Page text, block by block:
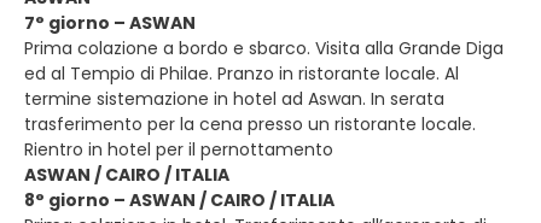
7° giorno – ASWAN
Prima colazione a bordo e sbarco. Visita alla Grande Diga
ed al Tempio di Philae. Pranzo in ristorante locale. Al
termine sistemazione in hotel ad Aswan. In serata
trasferimento per la cena presso un ristorante locale.
Rientro in hotel per il pernottamento
ASWAN / CAIRO / ITALIA
8° giorno – ASWAN / CAIRO / ITALIA